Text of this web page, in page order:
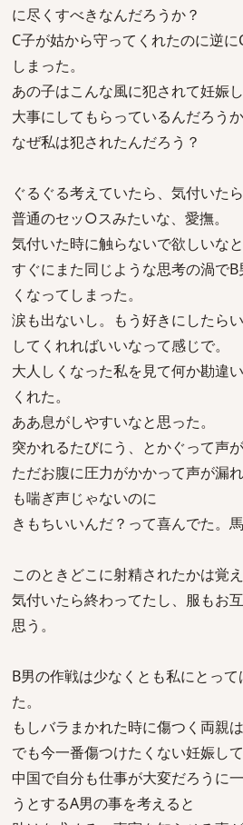
に尽くすべきなんだろうか？
C子が姑から守ってくれたのに逆
しまった。
あの子はこんな風に犯されて妊娠
大事にしてもらっているんだろう
なぜ私は犯されたんだろう？
ぐるぐる考えていたら、気付いた
普通のセッ○スみたいな、愛撫。
気付いた時に触らないで欲しいなと
すぐにまた同じような思考の渦で
くなってしまった。
涙も出ないし。もう好きにしたら
してくれればいいなって感じで。
大人しくなった私を見て何か勘違
くれた。
ああ息がしやすいなと思った。
突かれるたびにう、とかぐって声
ただお腹に圧力がかかって声が漏
も喘ぎ声じゃないのに
きもちいいんだ？って喜んでた。馬
このときどこに射精されたかは覚え
気付いたら終わってたし、服もお
思う。
B男の作戦は少なくとも私にとっ
た。
もしバラまかれた時に傷つく両親は
でも今一番傷つけたくない妊娠し
中国で自分も仕事が大変だろうに
うとするA男の事を考えると